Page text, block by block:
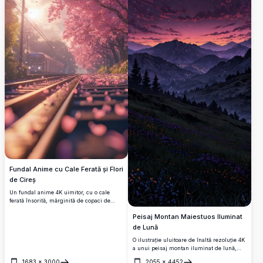
Fundal Anime cu Cale Ferată și Flori
de Cireș
Un fundal anime 4K uimitor, cu o cale
ferată însorită, mărginită de copaci de
Peisaj Montan Maiestuos Iluminat
de Lună
O ilustrație uluitoare de înaltă rezoluție 4K
a unui peisaj montan iluminat de lună,